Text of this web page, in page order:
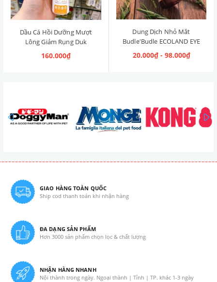
Dầu Cá Hồi Dưỡng Mượt
Lông Giảm Rụng Duk
Omega Oil 150ml
160.000₫
Dung Dịch Nhỏ Mắt
Budle'Budle ECOLAND EYE
CLEANER Hàn Quốc 120ml
20.000₫ - 98.000₫
prev
GIAO HÀNG TOÀN QUỐC
Ship cod thanh toán khi nhận hàng
ĐA DẠNG SẢN PHẨM
Hơn 3000 sản phẩm chọn lọc & chất lượng
NHẬN HÀNG NHANH
Nội thành trong ngày. Ngoại thành | Tỉnh | TP. khác 1-3 ngày